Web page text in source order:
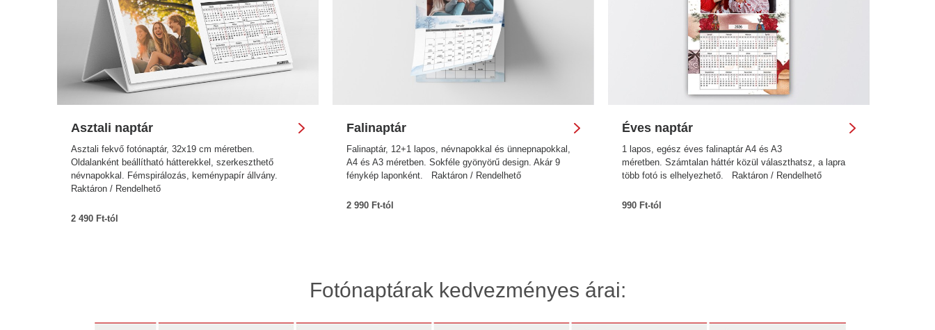
Asztali naptár
Asztali fekvő fotónaptár, 32x19 cm méretben.
Oldalanként beállítható hátterekkel, szerkeszthető
névnapokkal. Fémspirálozás, keménypapír állvány.
Raktáron / Rendelhető
2 490 Ft-tól
Falinaptár
Falinaptár, 12+1 lapos, névnapokkal és ünnepnapokkal,
A4 és A3 méretben. Sokféle gyönyörű design. Akár 9
fénykép laponként. Raktáron / Rendelhető
2 990 Ft-tól
Éves naptár
1 lapos, egész éves falinaptár A4 és A3
méretben. Számtalan háttér közül választhatsz, a lapra
több fotó is elhelyezhető. Raktáron / Rendelhető
990 Ft-tól
Fotónaptárak kedvezményes árai: